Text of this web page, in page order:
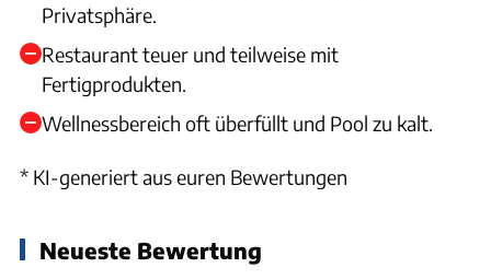
Privatsphäre.
Restaurant teuer und teilweise mit
Fertigprodukten.
Wellnessbereich oft überfüllt und Pool zu kalt.
* KI-generiert aus euren Bewertungen
Neueste Bewertung